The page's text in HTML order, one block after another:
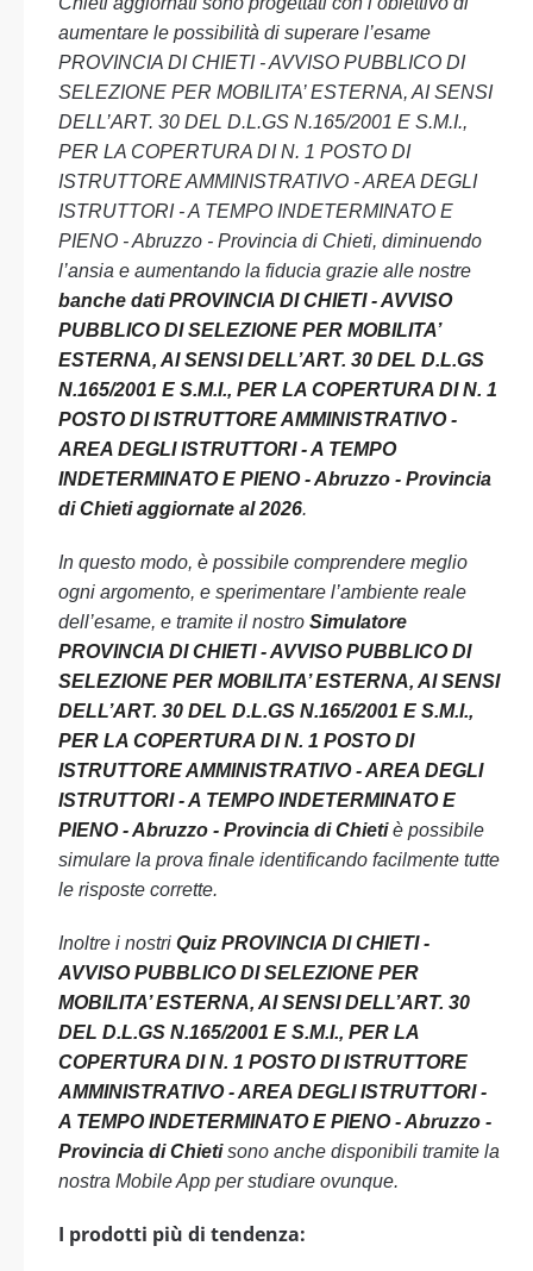
aumentare le possibilità di superare l’esame
PROVINCIA DI CHIETI - AVVISO PUBBLICO DI
SELEZIONE PER MOBILITA’ ESTERNA, AI SENSI
DELL’ART. 30 DEL D.L.GS N.165/2001 E S.M.I.,
PER LA COPERTURA DI N. 1 POSTO DI
ISTRUTTORE AMMINISTRATIVO - AREA DEGLI
ISTRUTTORI - A TEMPO INDETERMINATO E
PIENO - Abruzzo - Provincia di Chieti, diminuendo
l’ansia e aumentando la fiducia grazie alle nostre
banche dati PROVINCIA DI CHIETI - AVVISO
PUBBLICO DI SELEZIONE PER MOBILITA’
ESTERNA, AI SENSI DELL’ART. 30 DEL D.L.GS
N.165/2001 E S.M.I., PER LA COPERTURA DI N. 1
POSTO DI ISTRUTTORE AMMINISTRATIVO -
AREA DEGLI ISTRUTTORI - A TEMPO
INDETERMINATO E PIENO - Abruzzo - Provincia
di Chieti aggiornate al 2026.
In questo modo, è possibile comprendere meglio
ogni argomento, e sperimentare l’ambiente reale
dell’esame, e tramite il nostro Simulatore
PROVINCIA DI CHIETI - AVVISO PUBBLICO DI
SELEZIONE PER MOBILITA’ ESTERNA, AI SENSI
DELL’ART. 30 DEL D.L.GS N.165/2001 E S.M.I.,
PER LA COPERTURA DI N. 1 POSTO DI
ISTRUTTORE AMMINISTRATIVO - AREA DEGLI
ISTRUTTORI - A TEMPO INDETERMINATO E
PIENO - Abruzzo - Provincia di Chietiè possibile
simulare la prova finale identificando facilmente tutte
le risposte corrette.
Inoltre i nostri Quiz PROVINCIA DI CHIETI -
AVVISO PUBBLICO DI SELEZIONE PER
MOBILITA’ ESTERNA, AI SENSI DELL’ART. 30
DEL D.L.GS N.165/2001 E S.M.I., PER LA
COPERTURA DI N. 1 POSTO DI ISTRUTTORE
AMMINISTRATIVO - AREA DEGLI ISTRUTTORI -
A TEMPO INDETERMINATO E PIENO - Abruzzo -
Provincia di Chietisono anche disponibili tramite la
nostra Mobile App per studiare ovunque.
I prodotti più di tendenza: